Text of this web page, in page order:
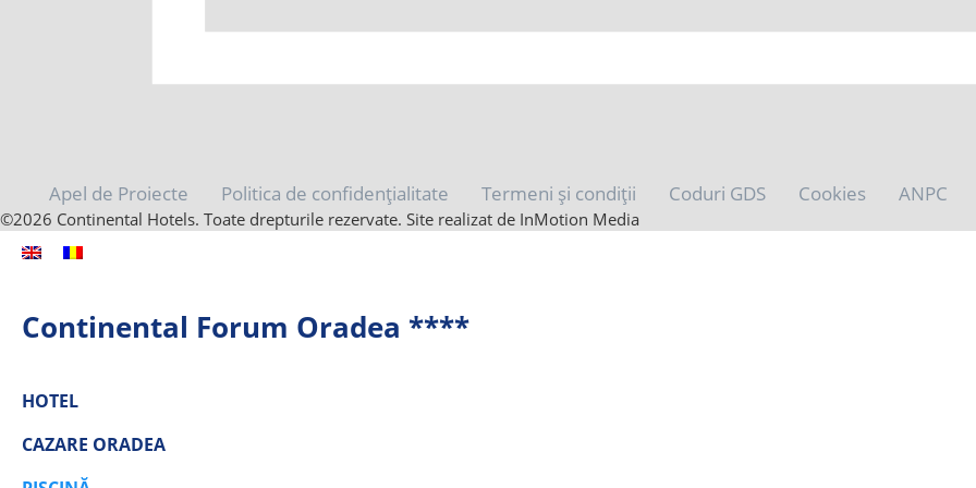
Apel de Proiecte Politica de confidențialitate Termeni și condiții Coduri GDS Cookies ANPC
©2026 Continental Hotels. Toate drepturile rezervate. Site realizat de InMotion Media
Continental Forum Oradea ****
HOTEL
CAZARE ORADEA